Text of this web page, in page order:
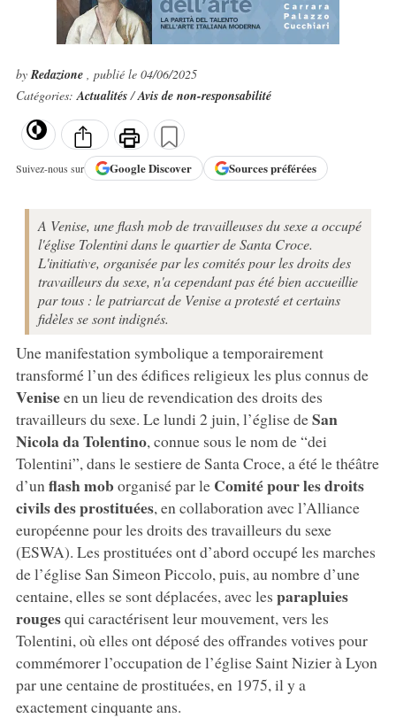
byRedazione , publié le 04/06/2025
Catégories:Actualités/Avis de non-responsabilité
Suivez-nous sur GoogleDiscover Sources préférées
A Venise, une flash mob de travailleuses du sexe a occupé
l'église Tolentini dans le quartier de Santa Croce.
L'initiative, organisée par les comités pour les droits des
travailleurs du sexe, n'a cependant pas été bien accueillie
par tous : le patriarcat de Venise a protesté et certains
fidèles se sont indignés.
Une manifestation symbolique a temporairement
transformé l’un des édifices religieux les plus connus de
Veniseen un lieu de revendication des droits des
travailleurs du sexe. Le lundi 2 juin, l’église deSan
Nicola da Tolentino, connue sous le nom de “dei
Tolentini”, dans le sestiere de Santa Croce, a été le théâtre
d’un flash mob organisé par le Comité pour les droits
civils des prostituées, en collaboration avec l’Alliance
européenne pour les droits des travailleurs du sexe
(ESWA). Les prostituées ont d’abord occupé les marches
de l’église San Simeon Piccolo, puis, au nombre d’une
centaine, elles se sont déplacées, avec les parapluies
rougesqui caractérisent leur mouvement, vers les
Tolentini, où elles ont déposé des offrandes votives pour
commémorer l’occupation de l’église Saint Nizier à Lyon
par une centaine de prostituées, en 1975, il y a
exactement cinquante ans.